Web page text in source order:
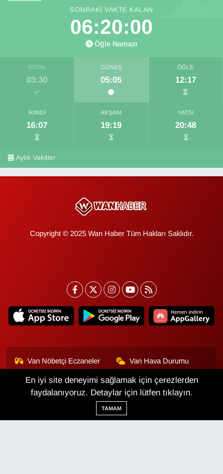
SONRAKI VAKTE KALAN
06:19:58
Öğle Namazı
İMSAK
03:30
GÜNEŞ
05:05
ÖĞLE
12:17
İKINDI
16:07
AKŞAM
19:19
YATSI
20:48
Aylık Vakitler
Copyright © 2025 Wan Haber Tüm Hakları Saklıdır.
Van Nöbetçi Eczaneler Van Hava Durumu
Van Namaz Vakitleri
Van Trafik Yoğunluk
Haritası
Puan Durumu ve Fikstür
En iyi site deneyimi sağlamak için çerezlerden
faydalanıyoruz. Detaylar için lütfen tıklayın.
TAMAM